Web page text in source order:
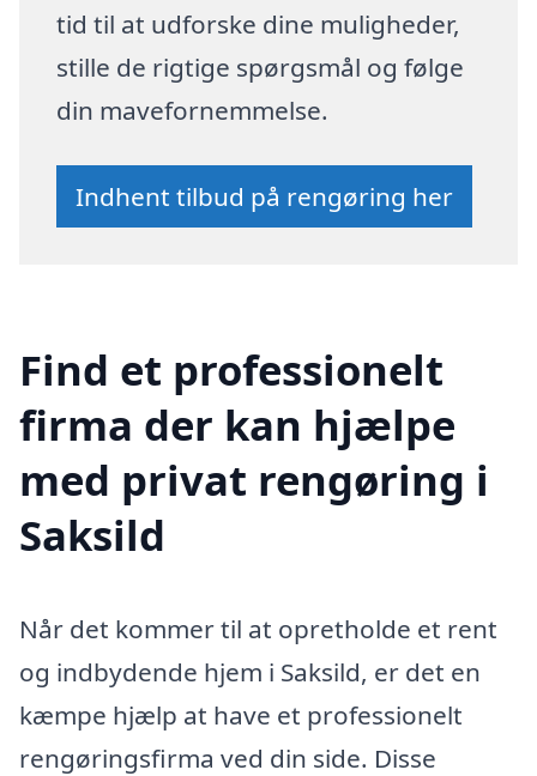
tid til at udforske dine muligheder,
stille de rigtige spørgsmål og følge
din mavefornemmelse.
Indhent tilbud på rengøring her
Find et professionelt
firma der kan hjælpe
med privat rengøring i
Saksild
Når det kommer til at opretholde et rent
og indbydende hjem i Saksild, er det en
kæmpe hjælp at have et professionelt
rengøringsfirma ved din side. Disse